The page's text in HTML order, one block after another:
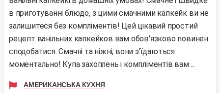
в приготуванні блюдо, з цими смачними капкейк ви не
залишитеся без компліментів! Цей цікавий простий
рецепт ванільних капкейков вам обов'язково повинен
сподобатися. Смачні та ніжні, вони з'їдаються
моментально! Купа захоплень і компліментів вам ...
АМЕРИКАНСЬКА КУХНЯ